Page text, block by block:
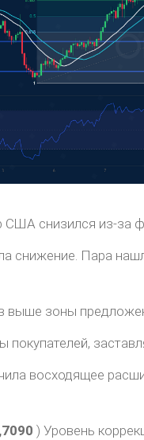
США снизился из-за
снижение. Пара
выше зоны
покупателей,
восходящее
) Уровень